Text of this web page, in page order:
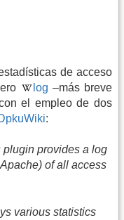
de acceso
log –más breve
el empleo de dos
:
plugin provides a log
of all access
various statistics